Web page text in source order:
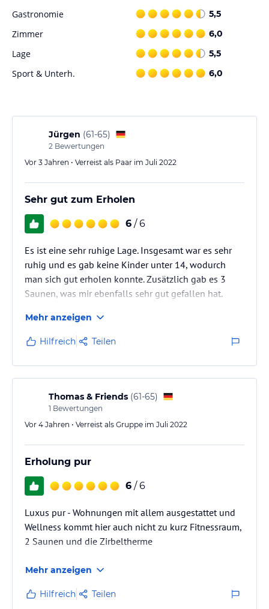
Gastronomie 5,5
Zimmer 6,0
Lage 5,5
Sport & Unterh. 6,0
Jürgen (61-65)
2 Bewertungen
Vor 3 Jahren • Verreist als Paar im Juli 2022
Sehr gut zum Erholen
6 / 6
Es ist eine sehr ruhige Lage. Insgesamt war es sehr
ruhig und es gab keine Kinder unter 14, wodurch
man sich gut erholen konnte. Zusätzlich gab es 3
Saunen, was mir ebenfalls sehr gut gefallen hat.
Mehr anzeigen
Hilfreich Teilen
Thomas & Friends (61-65)
1 Bewertungen
Vor 4 Jahren • Verreist als Gruppe im Juli 2022
Erholung pur
6 / 6
Luxus pur - Wohnungen mit allem ausgestattet und
Wellness kommt hier auch nicht zu kurz Fitnessraum,
2 Saunen und die Zirbeltherme
Mehr anzeigen
Hilfreich Teilen